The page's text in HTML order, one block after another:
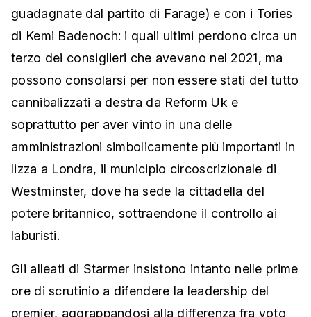
guadagnate dal partito di Farage) e con i Tories
di Kemi Badenoch: i quali ultimi perdono circa un
terzo dei consiglieri che avevano nel 2021, ma
possono consolarsi per non essere stati del tutto
cannibalizzati a destra da Reform Uk e
soprattutto per aver vinto in una delle
amministrazioni simbolicamente più importanti in
lizza a Londra, il municipio circoscrizionale di
Westminster, dove ha sede la cittadella del
potere britannico, sottraendone il controllo ai
laburisti.
Gli alleati di Starmer insistono intanto nelle prime
ore di scrutinio a difendere la leadership del
premier, aggrappandosi alla differenza fra voto